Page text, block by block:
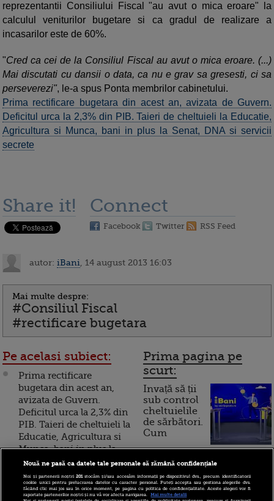
reprezentantii Consiliului Fiscal "au avut o mica eroare" la
calculul veniturilor bugetare si ca gradul de realizare a
incasarilor este de 60%.
"Cred ca cei de la Consiliul Fiscal au avut o mica eroare. (...)
Mai discutati cu dansii o data, ca nu e grav sa gresesti, ci sa
perseverezi", le-a spus Ponta membrilor cabinetului.
Prima rectificare bugetara din acest an, avizata de Guvern.
Deficitul urca la 2,3% din PIB. Taieri de cheltuieli la Educatie,
Agricultura si Munca, bani in plus la Senat, DNA si servicii
secrete
Share it! Connect
Facebook Twitter RSS Feed
autor: iBani , 14 august 2013 16:03
Mai multe despre:
#Consiliul Fiscal
#rectificare bugetara
Pe acelasi subiect:
Prima rectificare
bugetara din acest an,
avizata de Guvern.
Deficitul urca la 2,3% din
PIB. Taieri de cheltuieli la
Educatie, Agricultura si
Munca, bani in plus la
Senat, DNA si servicii
secrete
Politistii ameninta cu o
Prima pagina pe
scurt:
Invață să ții
sub control
cheltuielile
de sărbători.
Cum
cumpărături
Nouă ne pasă ca datele tale personale să rămână confidențiale
Noi și partenerii noștri201stocăm și/sau accesăm informații pe dispozitivul dvs., precum identificatorii
cookie unici pentru prelucrarea datelor cu caracter personal. Puteți accepta sau gestiona alegerile dvs.
făcând clic mai jos sau în orice moment, pe pagina cu politica de confidențialitate. Aceste alegeri vor fi
raportate partenerilor noștri și nu vă vor afecta navigarea.
Mai multe detalii